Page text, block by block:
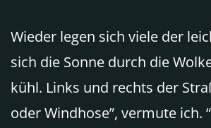
Wieder legen sich viele der
sich die Sonne durch die
kühl. Links und rechts der
oder Windhose”, vermute